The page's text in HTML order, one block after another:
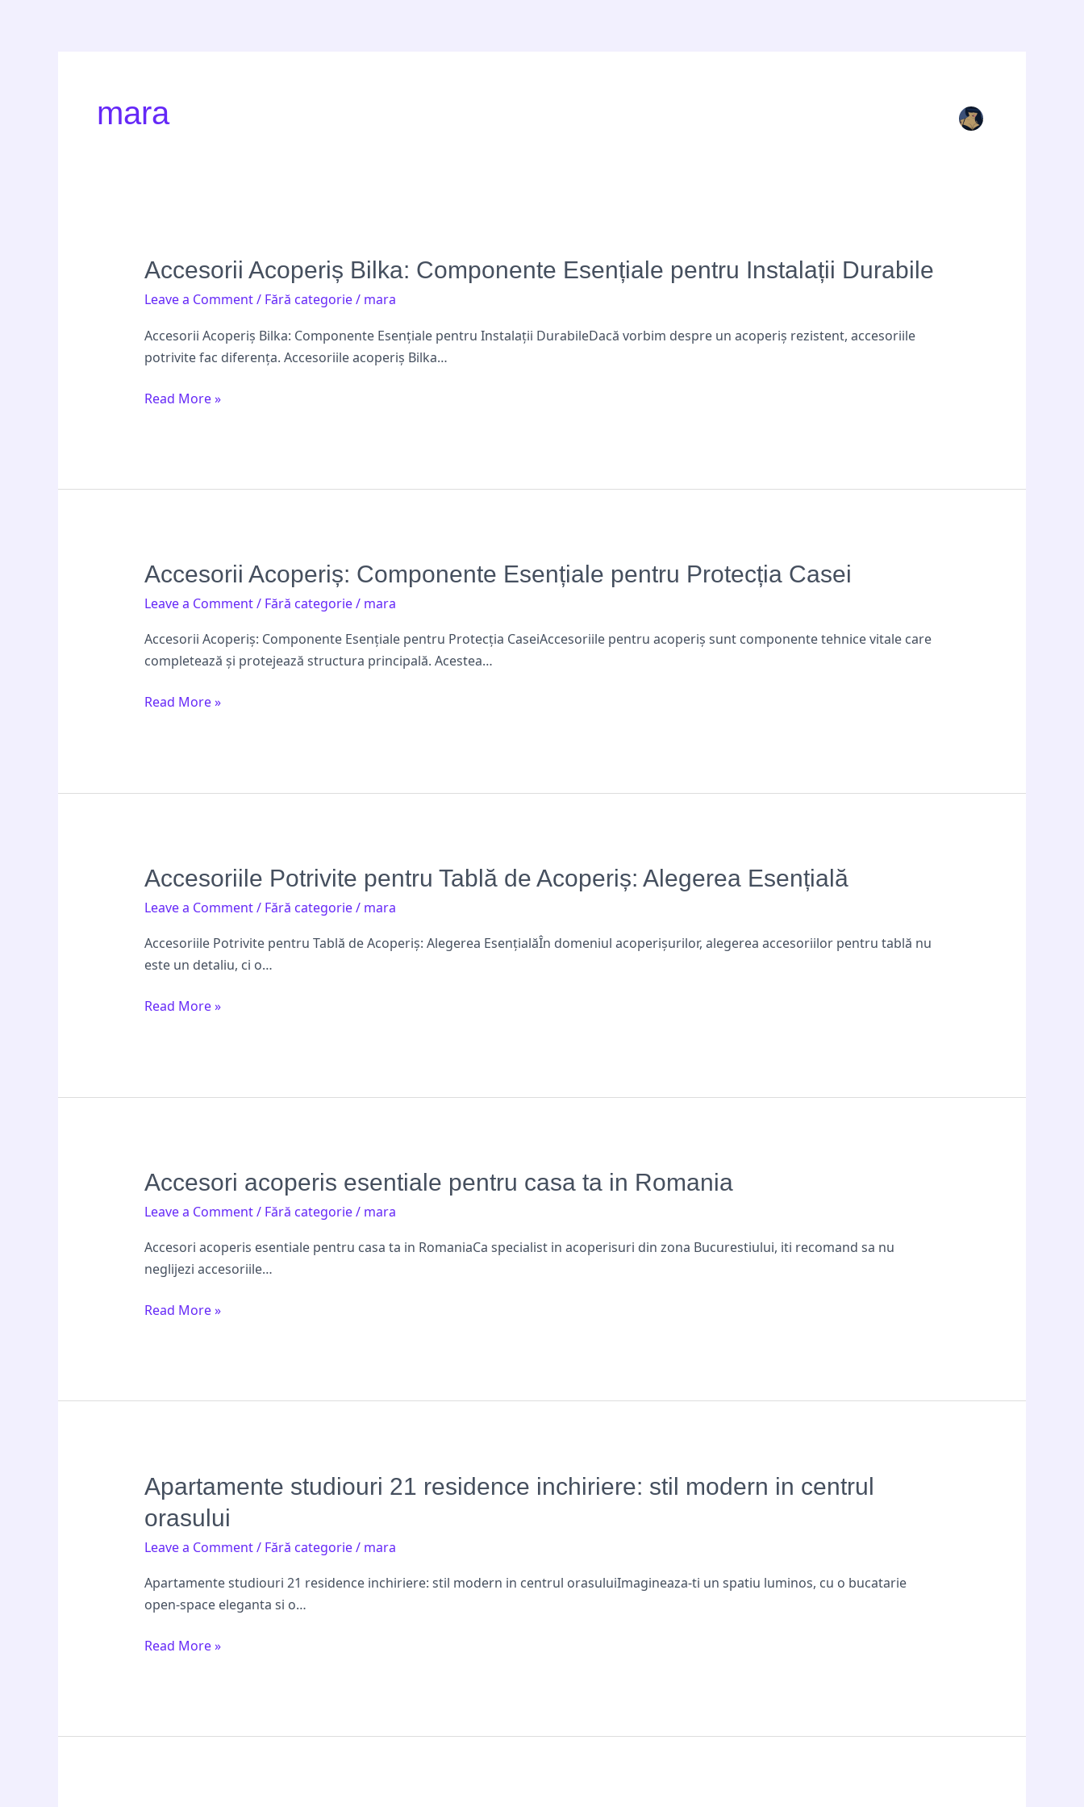
mara
Accesorii Acoperiș Bilka: Componente Esențiale pentru Instalații Durabile
Leave a Comment/ Fără categorie/ mara
Accesorii Acoperiș Bilka: Componente Esențiale pentru Instalații DurabileDacă vorbim despre un acoperiș rezistent, accesoriile
potrivite fac diferența. Accesoriile acoperiș Bilka…
Accesorii
Bilka:
Componente
Esențiale
Instalații
Read More »
Accesorii Acoperiș: Componente Esențiale pentru Protecția Casei
Leave a Comment/ Fără categorie/ mara
Accesorii Acoperiș: Componente Esențiale pentru Protecția CaseiAccesoriile pentru acoperiș sunt componente tehnice vitale care
completează și protejează structura principală. Acestea…
Accesorii
Componente
Esențiale
pentru
Casei
Read More »
Accesoriile Potrivite pentru Tablă de Acoperiș: Alegerea Esențială
Leave a Comment/ Fără categorie/ mara
Accesoriile Potrivite pentru Tablă de Acoperiș: Alegerea EsențialăÎn domeniul acoperișurilor, alegerea accesoriilor pentru tablă nu
este un detaliu, ci o…
Accesoriile
pentru
Tablă
de
Alegerea
Read More »
Accesori acoperis esentiale pentru casa ta in Romania
Leave a Comment/ Fără categorie/ mara
Accesori acoperis esentiale pentru casa ta in RomaniaCa specialist in acoperisuri din zona Bucurestiului, iti recomand sa nu
neglijezi accesoriile…
Accesori
esentiale
pentru
casa
in
Read More »
Apartamente studiouri 21 residence inchiriere: stil modern in centrul
orasului
Leave a Comment/ Fără categorie/ mara
Apartamente studiouri 21 residence inchiriere: stil modern in centrul orasuluiImagineaza-ti un spatiu luminos, cu o bucatarie
open-space eleganta si o…
Apartamente
studiouri
21
residence
stil
modern
centrul
Read More »